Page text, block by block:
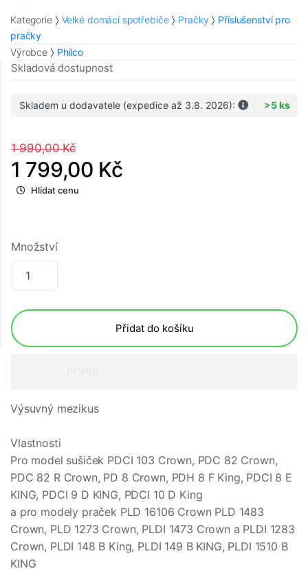
Kategorie Velké domácí spotřebiče Pračky
Příslušenství pro
pračky
Výrobce
Philco
Skladová dostupnost
Skladem u dodavatele (expedice až 3.8. 2026): >5 ks
1 990,00 Kč
1 799,00 Kč
Hlídat cenu
Množství
Přidat do košíku
Výsuvný mezikus
Vlastnosti
Pro model sušiček PDCI 103 Crown, PDC 82 Crown,
PDC 82 R Crown, PD 8 Crown, PDH 8 F King, PDCI 8 E
KING, PDCI 9 D KING, PDCI 10 D King
a pro modely praček PLD 16106 Crown PLD 1483
Crown, PLD 1273 Crown, PLDI 1473 Crown a PLDI 1283
Crown, PLDI 148 B King, PLDI 149 B KING, PLDI 1510 B
KING